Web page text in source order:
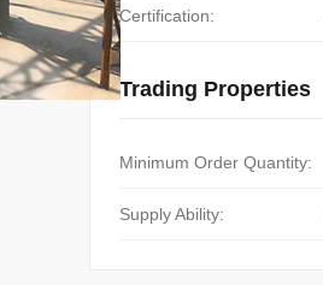
Certification:
Trading Properties
Minimum Order Quantity:
Supply Ability: